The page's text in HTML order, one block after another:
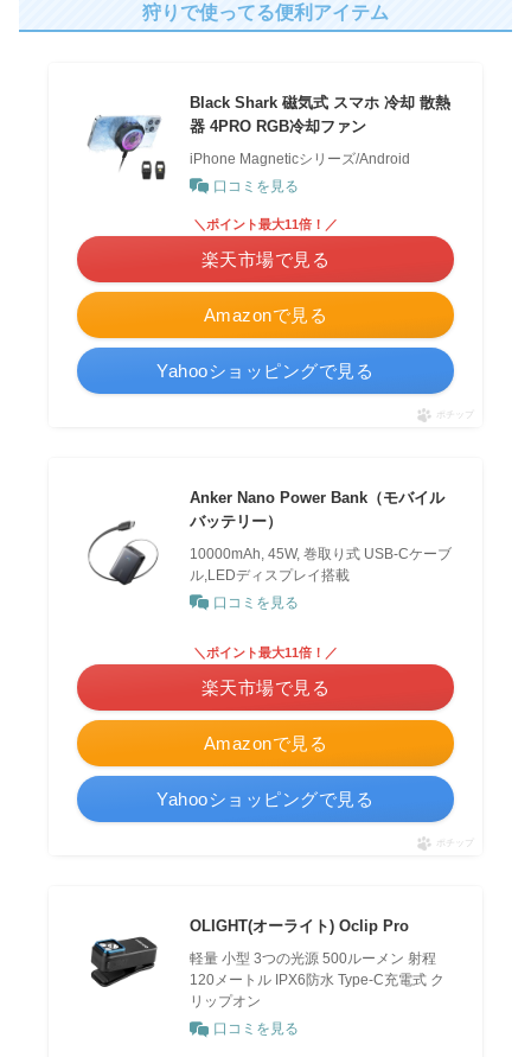
狩りで使ってる便利アイテム
Black Shark 磁気式 スマホ 冷却 散熱
器 4PRO RGB冷却ファン
iPhone Magneticシリーズ/Android
口コミを見る
Amazonで見る
＼ポイント最大11倍！／
楽天市場で見る
Yahooショッピングで見る
ポチップ
Anker Nano Power Bank（モバイル
バッテリー）
10000mAh, 45W, 巻取り式 USB-Cケーブ
ル,LEDディスプレイ搭載
口コミを見る
Amazonで見る
＼ポイント最大11倍！／
楽天市場で見る
Yahooショッピングで見る
ポチップ
OLIGHT(オーライト) Oclip Pro
軽量 小型 3つの光源 500ルーメン 射程
120メートル IPX6防水 Type-C充電式 ク
リップオン
口コミを見る